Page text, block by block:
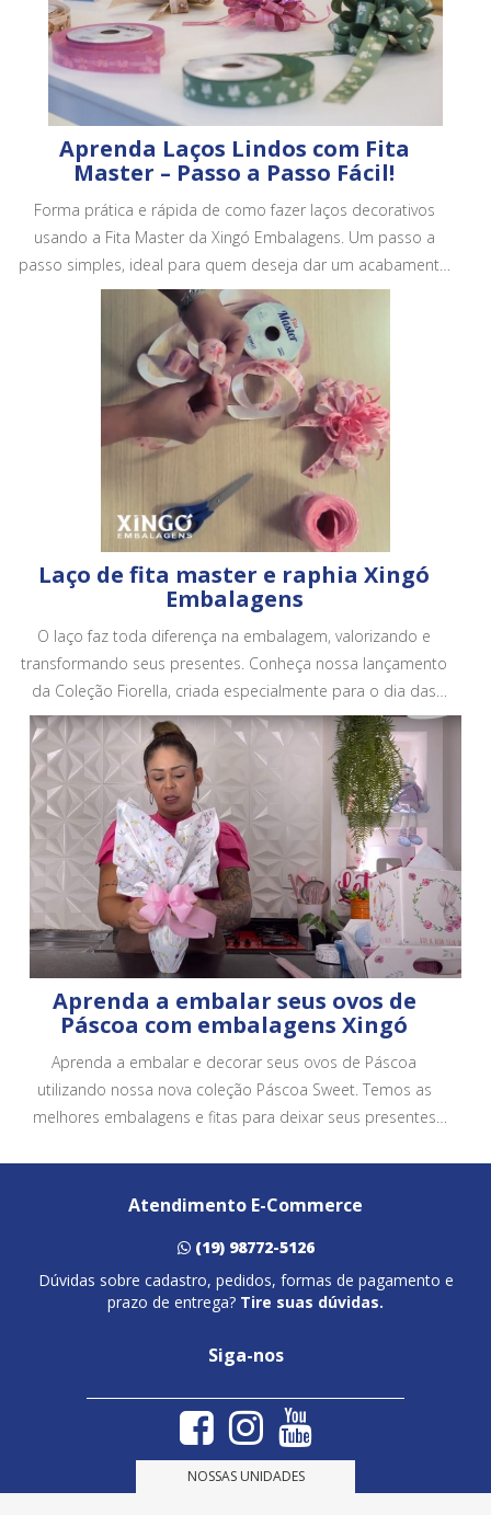
Aprenda Laços Lindos com Fita
Master – Passo a Passo Fácil!
Forma prática e rápida de como fazer laços decorativos
usando a Fita Master da Xingó Embalagens. Um passo a
passo simples, ideal para quem deseja dar um acabamento
mais bonito e profissional em embalagens, cestas e
presentes.
Laço de fita master e raphia Xingó
Embalagens
O laço faz toda diferença na embalagem, valorizando e
transformando seus presentes. Conheça nossa lançamento
da Coleção Fiorella, criada especialmente para o dia das
mães. Conheça todos os nossos produtos em no site.
Aprenda a embalar seus ovos de
Páscoa com embalagens Xingó
Aprenda a embalar e decorar seus ovos de Páscoa
utilizando nossa nova coleção Páscoa Sweet. Temos as
melhores embalagens e fitas para deixar seus presentes
Atendimento E-Commerce
(19) 98772-5126
Dúvidas sobre cadastro, pedidos, formas de pagamento e
prazo de entrega? Tire suas dúvidas.
Siga-nos
NOSSAS UNIDADES